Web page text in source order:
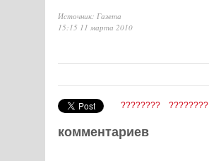
Источник: Газета
15:15 11 марта 2010
???????? ????????
комментариев